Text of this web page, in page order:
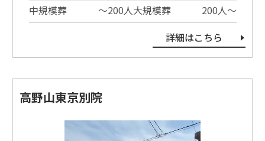
中規模葬
〜200⼈大規模葬
200⼈〜
詳細はこちら
高野山東京別院